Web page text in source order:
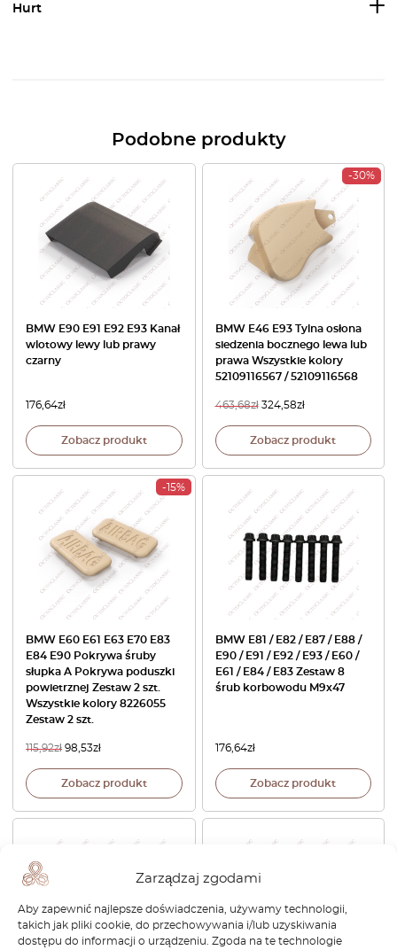
Zarządzaj zgodami
Aby zapewnić najlepsze doświadczenia, używamy technologii,
takich jak pliki cookie, do przechowywania i/lub uzyskiwania
dostępu do informacji o urządzeniu. Zgoda na te technologie
Hurt
Podobne produkty
BMW E90 E91 E92 E93 Kanał
wlotowy lewy lub prawy
czarny
176,64zł
Zobacz produkt
-30%
BMW E46 E93 Tylna osłona
siedzenia bocznego lewa lub
prawa Wszystkie kolory
52109116567 / 52109116568
463,68zł 324,58zł
Zobacz produkt
-15%
BMW E60 E61 E63 E70 E83
E84 E90 Pokrywa śruby
słupka A Pokrywa poduszki
powietrznej Zestaw 2 szt.
Wszystkie kolory 8226055
Zestaw 2 szt.
115,92zł 98,53zł
Zobacz produkt
BMW E81 / E82 / E87 / E88 /
E90 / E91 / E92 / E93 / E60 /
E61 / E84 / E83 Zestaw 8
śrub korbowodu M9x47
176,64zł
Zobacz produkt